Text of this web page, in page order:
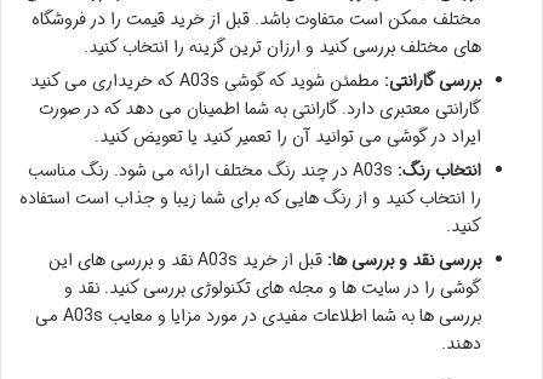
مختلف ممکن است متفاوت باشد. قبل از خرید قیمت را در فروشگاه
های مختلف بررسی کنید و ارزان ترین گزینه را انتخاب کنید.
بررسی گارانتی:
مطمئن شوید که گوشی A03s که خریداری می کنید
گارانتی معتبری دارد. گارانتی به شما اطمینان می دهد که در صورت
ایراد در گوشی می توانید آن را تعمیر کنید یا تعویض کنید.
انتخاب رنگ:
A03s در چند رنگ مختلف ارائه می شود. رنگ مناسب
را انتخاب کنید و از رنگ هایی که برای شما زیبا و جذاب است استفاده
کنید.
بررسی نقد و بررسی ها:
قبل از خرید A03s نقد و بررسی های این
گوشی را در سایت ها و مجله های تکنولوژی بررسی کنید. نقد و
بررسی ها به شما اطلاعات مفیدی در مورد مزایا و معایب A03s می
دهند.